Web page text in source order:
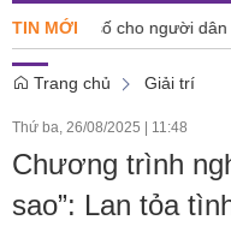
TIN MỚIsố cho người dân từ
Trang chủ Giải trí
Thứ ba, 26/08/2025 11:48
Chương trình
sao”: Lan tỏa